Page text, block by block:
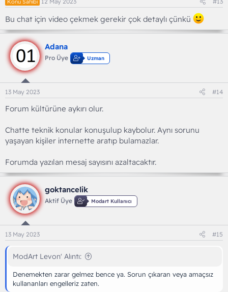
Konu Sahibi
Bu chat için video çekmek gerekir çok detaylı çünkü
Adana
Pro Üye Uzman
13 May 2023 #14
Forum kültürüne aykırı olur.
Chatte teknik konular konuşulup kaybolur. Aynı sorunu
yaşayan kişiler internette aratıp bulamazlar.
Forumda yazılan mesaj sayısını azaltacaktır.
goktancelik
Aktif Üye Modart Kullanıcı
13 May 2023 #15
ModArt Levon' Alıntı:
Denemekten zarar gelmez bence ya. Sorun çıkaran veya amaçsız
kullananları engelleriz zaten.